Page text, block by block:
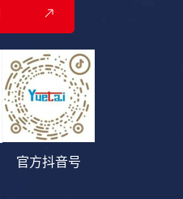
官方抖音号